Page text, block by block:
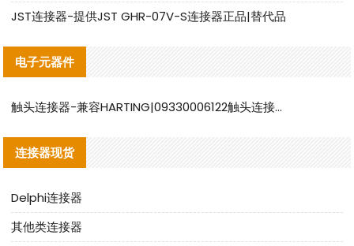
JST连接器-提供JST GHR-07V-S连接器正品|替代品
电子元器件
触头连接器-兼容HARTING|09330006122触头连接器替代品说明
连接器现货
Delphi连接器
其他类连接器